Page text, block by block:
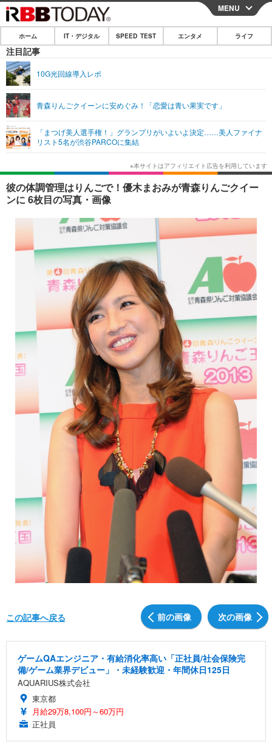
CLOSE
ホーム
IT・デジタル
ショッピング その他
SPEED TEST
エンタメ
エンタメTOP
韓国・芸能
音楽 スポーツ
その他
ライフ
ライフTOP グルメ
ペット ショッピング
その他
リリース一覧
プッシュ通知の停止方法
MENU
ホーム IT・デジタル SPEED TEST エンタメ ライフ
注目記事
10G光回線導入レポ
青森りんごクイーンに安めぐみ！「恋愛は青い果実です」
「まつげ美人選手権！」グランプリがいよいよ決定……美人ファイナ
リスト5名が渋谷PARCOに集結
彼の体調管理はりんごで！優木まおみが青森りんごクイー
ンに 6枚目の写真・画像
前の画像 次の画像
この記事へ戻る
ゲームQAエンジニア・有給消化率高い「正社員/社会保険完
備/ゲーム業界デビュー」・未経験歓迎・年間休日125日
AQUARIUS株式会社
東京都
月給29万8,100円～60万円
正社員